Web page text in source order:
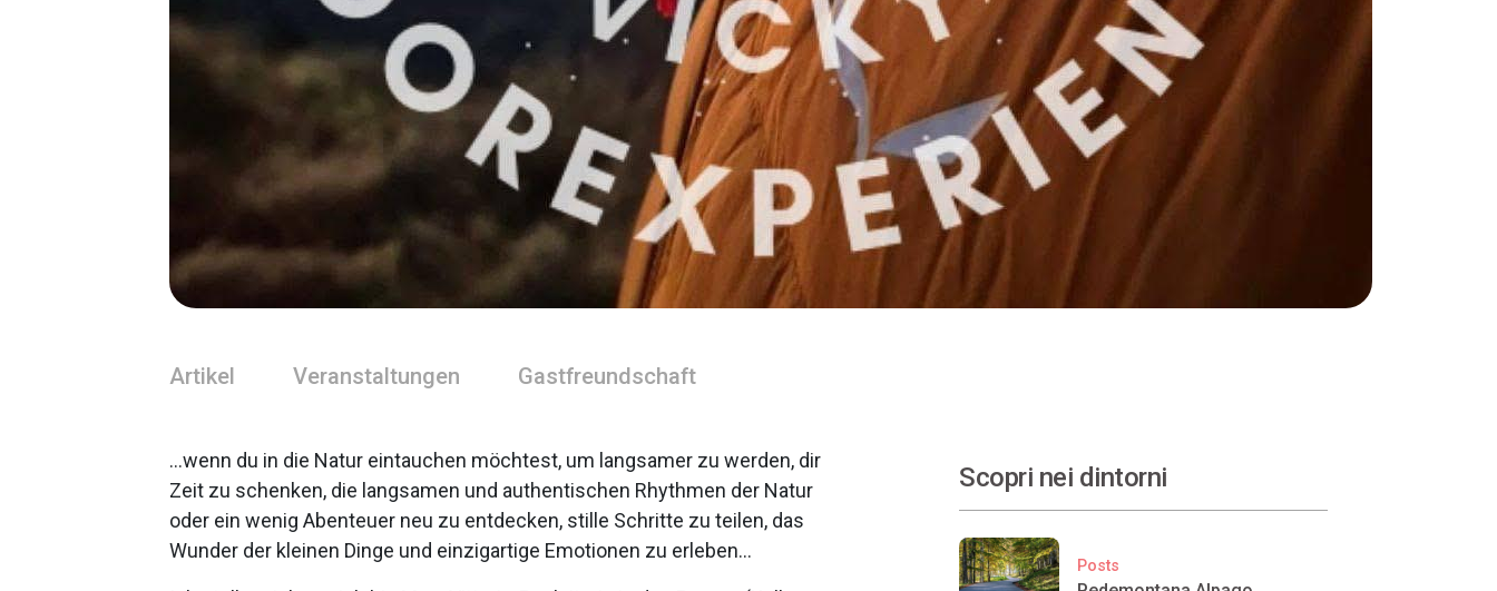
Artikel Veranstaltungen Gastfreundschaft
…wenn du in die Natur eintauchen möchtest, um langsamer zu werden, dir
Zeit zu schenken, die langsamen und authentischen Rhythmen der Natur
oder ein wenig Abenteuer neu zu entdecken, stille Schritte zu teilen, das
Wunder der kleinen Dinge und einzigartige Emotionen zu erleben…
Scopri nei dintorni
Posts